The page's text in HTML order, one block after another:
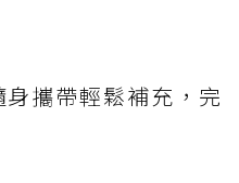
攜帶輕鬆補充，完